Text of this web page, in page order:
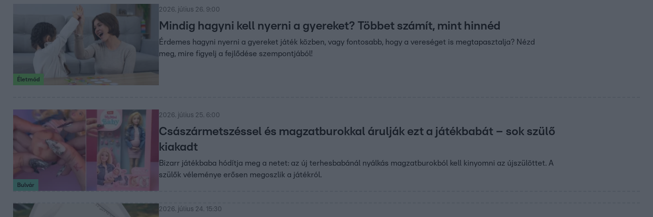
Életmód
2026. július 26. 9:00
Mindig hagyni kell nyerni a gyereket? Többet számít, mint hinnéd
Érdemes hagyni nyerni a gyereket játék közben, vagy fontosabb, hogy a vereséget is megtapasztalja? Nézd
meg, mire figyelj a fejlődése szempontjából!
Bulvár
2026. július 25. 6:00
Császármetszéssel és magzatburokkal árulják ezt a játékbabát – sok szülő
kiakadt
Bizarr játékbaba hódítja meg a netet: az új terhesbabánál nyálkás magzatburokból kell kinyomni az újszülöttet. A
szülők véleménye erősen megoszlik a játékról.
2026. július 24. 15:30